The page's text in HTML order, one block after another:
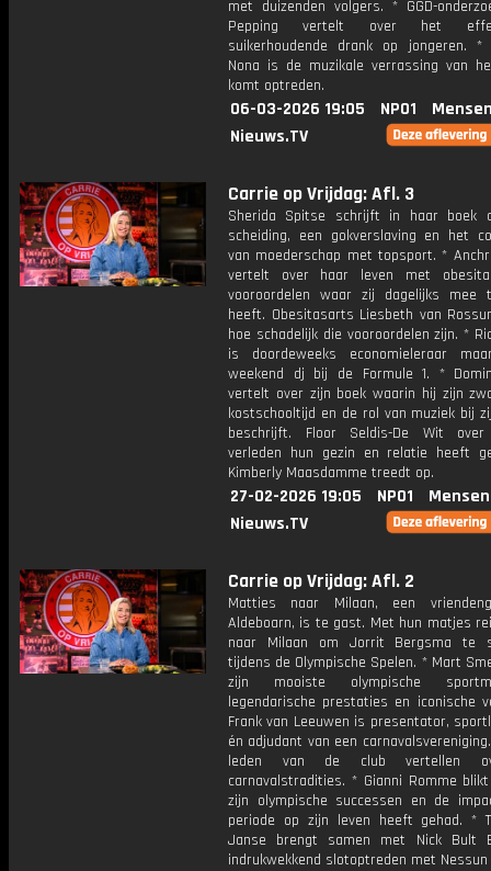
met duizenden volgers. * GGD-
Pepping vertelt over het
suikerhoudende drank op jongeren. *
Nona is de muzikale verrassing van
komt optreden.
06-03-2026 19:05 NPO1
Nieuws.TV
Carrie op Vrijdag: Afl. 3
Sherida Spitse schrijft in haar boek
scheiding, een gokverslaving en het
van moederschap met topsport. *
vertelt over haar leven met
vooroordelen waar zij dagelijks mee
heeft. Obesitasarts Liesbeth van
hoe schadelijk die vooroordelen zijn. *
is doordeweeks economieleraar
weekend dj bij de Formule 1. *
vertelt over zijn boek waarin hij zijn
kostschooltijd en de rol van muziek bij
beschrijft. Floor Seldis-De Wit
verleden hun gezin en relatie heeft
Kimberly Maasdamme treedt op.
27-02-2026 19:05 NPO1
Nieuws.TV
Carrie op Vrijdag: Afl. 2
Matties naar Milaan, een
Aldeboarn, is te gast. Met hun matjes
naar Milaan om Jorrit Bergsma te
tijdens de Olympische Spelen. * Mart
zijn mooiste olympische
legendarische prestaties en iconische
Frank van Leeuwen is presentator,
én adjudant van een
leden van de club vertellen
carnavalstradities. * Gianni Romme
zijn olympische successen en de
periode op zijn leven heeft gehad. *
Janse brengt samen met Nick Bult
indrukwekkend slotoptreden met Nessun